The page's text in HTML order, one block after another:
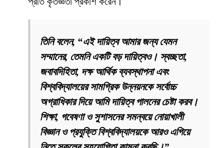
তিনি বলেন, “এই দায়িত্ব আমার জন্য যেমন
সম্মানের, তেমনি একটি বড় দায়িত্বও। স্বচ্ছতা,
জবাবদিহিতা, দক্ষ আর্থিক ব্যবস্থাপনা এবং
বিশ্ববিদ্যালয়ের সামগ্রিক উন্নয়নকে সর্বোচ্চ
অগ্রাধিকার দিয়ে আমি দায়িত্ব পালনের চেষ্টা করব।
শিক্ষা, গবেষণা ও সুশাসনের সমন্বয়ে নোয়াখালী
বিজ্ঞান ও প্রযুক্তি বিশ্ববিদ্যালয়কে আরও এগিয়ে